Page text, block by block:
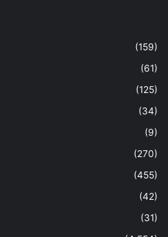
(159)
(61)
(125)
(34)
(9)
(270)
(455)
(42)
(31)